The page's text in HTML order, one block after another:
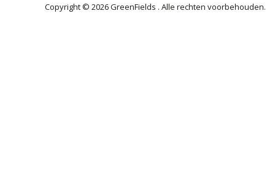
Copyright © 2026 GreenFields . Alle rechten voorbehouden.